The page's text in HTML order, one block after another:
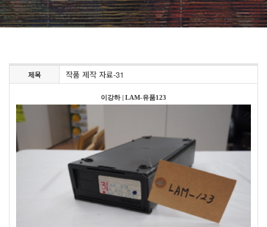
제목 작품 제작 자료-31
이강하 LAM-유품123